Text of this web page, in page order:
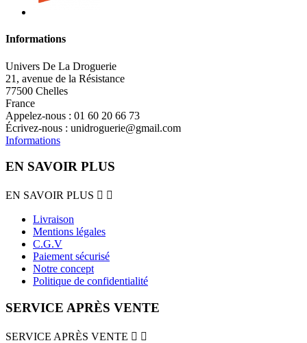
Informations
Univers De La Droguerie
21, avenue de la Résistance
77500 Chelles
France
Appelez-nous : 01 60 20 66 73
Écrivez-nous : unidroguerie@gmail.com
Informations
EN SAVOIR PLUS
EN SAVOIR PLUS  
Livraison
Mentions légales
C.G.V
Paiement sécurisé
Notre concept
Politique de confidentialité
SERVICE APRÈS VENTE
SERVICE APRÈS VENTE  